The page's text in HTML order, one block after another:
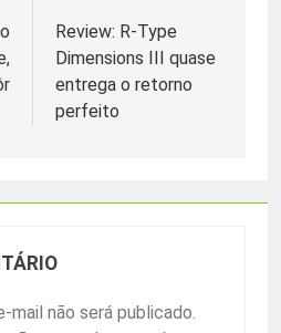
Review: R-Type
Dimensions III quase
entrega o retorno
perfeito
mail não será publicado.